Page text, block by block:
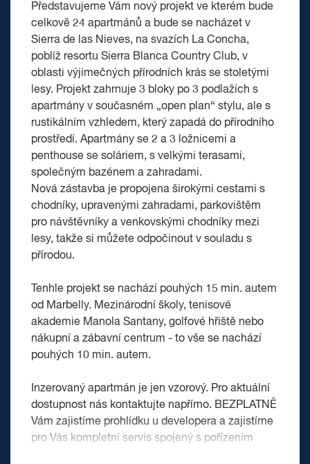
Představujeme Vám nový projekt ve kterém bude
celkově 24 apartmánů a bude se nacházet v
Sierra de las Nieves, na svazích La Concha,
poblíž resortu Sierra Blanca Country Club, v
oblasti výjimečných přírodních krás se stoletými
lesy. Projekt zahrnuje 3 bloky po 3 podlažích s
apartmány v současném „open plan“ stylu, ale s
rustikálním vzhledem, který zapadá do přírodního
prostředí. Apartmány se 2 a 3 ložnicemi a
penthouse se soláriem, s velkými terasami,
společným bazénem a zahradami.
Nová zástavba je propojena širokými cestami s
chodníky, upravenými zahradami, parkovištěm
pro návštěvníky a venkovskými chodníky mezi
lesy, takže si můžete odpočinout v souladu s
přírodou.
Tenhle projekt se nachází pouhých 15 min. autem
od Marbelly. Mezinárodní školy, tenisové
akademie Manola Santany, golfové hřiště nebo
nákupní a zábavní centrum - to vše se nachází
pouhých 10 min. autem.
Inzerovaný apartmán je jen vzorový. Pro aktuální
dostupnost nás kontaktujte napřímo. BEZPLATNĚ
Vám zajistíme prohlídku u developera a zajistíme
pro Vás kompletní servis spojený s pořízením